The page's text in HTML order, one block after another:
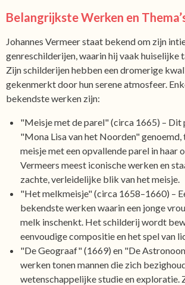
Belangrijkste Werken en
Johannes Vermeer staat bekend om zijn
genreschilderijen, waarin hij vaak huiselijke
Zijn schilderijen hebben een dromerige
gekenmerkt door hun serene atmosfeer.
bekendste werken zijn:
"Meisje met de parel" (circa 1665) – Dit
"Mona Lisa van het Noorden" genoemd,
meisje met een opvallende parel in haar
Vermeers meest iconische werken en
zachte, verleidelijke blik van het meisje.
"Het melkmeisje" (circa 1658–1660) –
bekendste werken waarin een jonge
melk inschenkt. Het schilderij wordt
eenvoudige compositie en het spel van
"De Geograaf" (1669) en "De
werken tonen mannen die zich
wetenschappelijke studie en exploratie.